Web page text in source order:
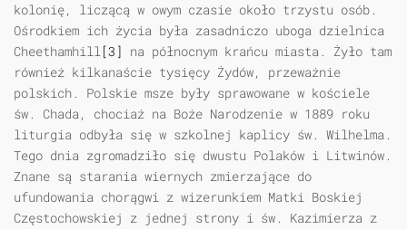
kolonię, liczącą w owym czasie około trzystu osób.
Ośrodkiem ich życia była zasadniczo uboga dzielnica
Cheethamhill[3] na północnym krańcu miasta. Żyło tam
również kilkanaście tysięcy Żydów, przeważnie
polskich. Polskie msze były sprawowane w kościele
św. Chada, chociaż na Boże Narodzenie w 1889 roku
liturgia odbyła się w szkolnej kaplicy św. Wilhelma.
Tego dnia zgromadziło się dwustu Polaków i Litwinów.
Znane są starania wiernych zmierzające do
ufundowania chorągwi z wizerunkiem Matki Boskiej
Częstochowskiej z jednej strony i św. Kazimierza z